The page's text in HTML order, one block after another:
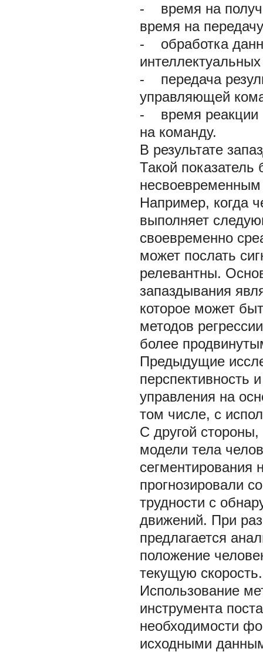
-
время на
время на
-
обработка
-
передача
управляющей
-
время реакции
на команду.
В результате
Такой показатель
несвоевременным
Например, когда
выполняет
своевременно
может послать
релевантны.
запаздывания
которое может
методов
более
Предыдущие
перспективность
управления на
том числе, с
С другой
модели тела
сегментирования
прогнозировали
трудности с
движений. При
предлагается
положение
текущую скорость.
Использование
инструмента
необходимости
исходными